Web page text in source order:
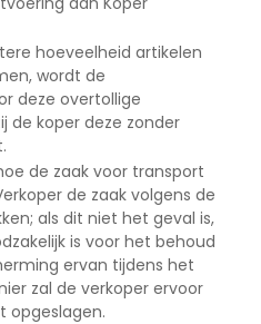
hoeveelheid artikelen
wordt de
deze overtollige
de koper deze zonder
de zaak voor transport
de zaak volgens de
als dit niet het geval is,
is voor het behoud
ervan tijdens het
zal de verkoper ervoor
opgeslagen.